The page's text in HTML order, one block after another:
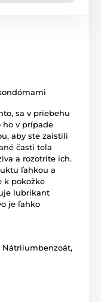
sa v priebehu
ho v prípade
aby ste zaistili
časti tela
a rozotrite ich.
ľahkou a
k pokožke
lubrikant
je ľahko
Nátriiumbenzoát,